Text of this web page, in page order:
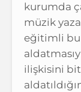
kurumda
müzik
eğitimli bu
ilişkisini